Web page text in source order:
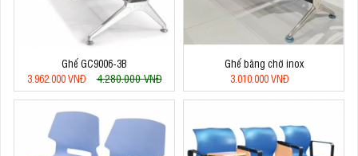
Ghế GC9006-3B
3.962.000 VNĐ
4.280.000 VNĐ
Ghế băng chờ inox
3.010.000 VNĐ